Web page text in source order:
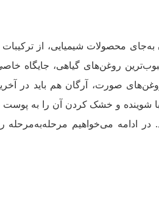
محصولات شیمیایی، از
روغن‌های گیاهی، جایگاه
صورت، آرگان هم باید در
شوینده و خشک کردن آن را به پوست
ادامه می‌خواهیم مرحله‌به‌مرحله